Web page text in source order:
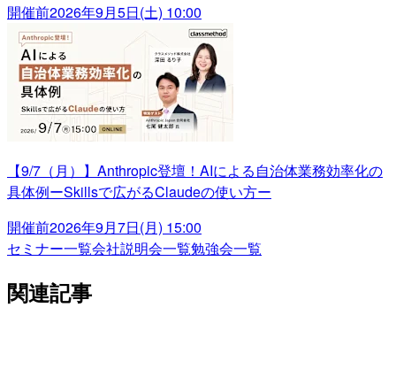
開催前2026年9月5日(土) 10:00
【9/7（月）】Anthropic登壇！AIによる自治体業務効率化の
具体例ーSkillsで広がるClaudeの使い方ー
開催前2026年9月7日(月) 15:00
セミナー一覧会社説明会一覧勉強会一覧
関連記事